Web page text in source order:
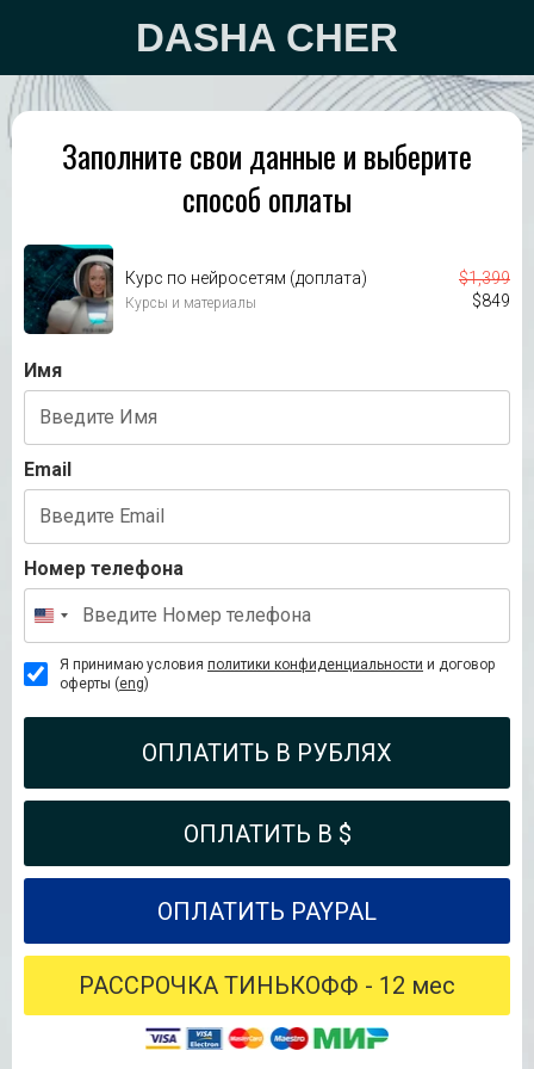
DASHA CHER
Заполните свои данные и выберите
способ оплаты
Курс по нейросетям (доплата)
Курсы и материалы
$1,399
$849
Имя
Email
Номер телефона
Я принимаю условия политики конфиденциальности и договор
оферты (eng)
ОПЛАТИТЬ В РУБЛЯХ
ОПЛАТИТЬ В $
ОПЛАТИТЬ PAYPAL
РАССРОЧКА ТИНЬКОФФ - 12 мес